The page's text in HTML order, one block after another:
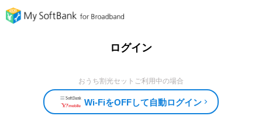
ログイン
おうち割光セットご利用中の場合
Wi-FiをOFFして自動ログイン